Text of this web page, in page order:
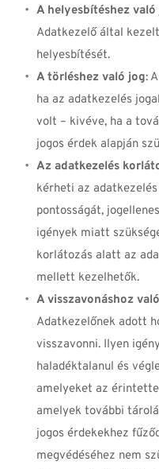
A helyesbítéshez való
Adatkezelő által
helyesbítését.
A törléshez való jog:
ha az adatkezelés
volt – kivéve, ha a
jogos érdek alapján
Az adatkezelés
kérheti az
pontosságát,
igények miatt
korlátozás alatt az
mellett kezelhetők.
A visszavonáshoz
Adatkezelőnek adott
visszavonni. Ilyen
haladéktalanul és
amelyeket az
amelyek további
jogos érdekekhez
megvédéséhez nem